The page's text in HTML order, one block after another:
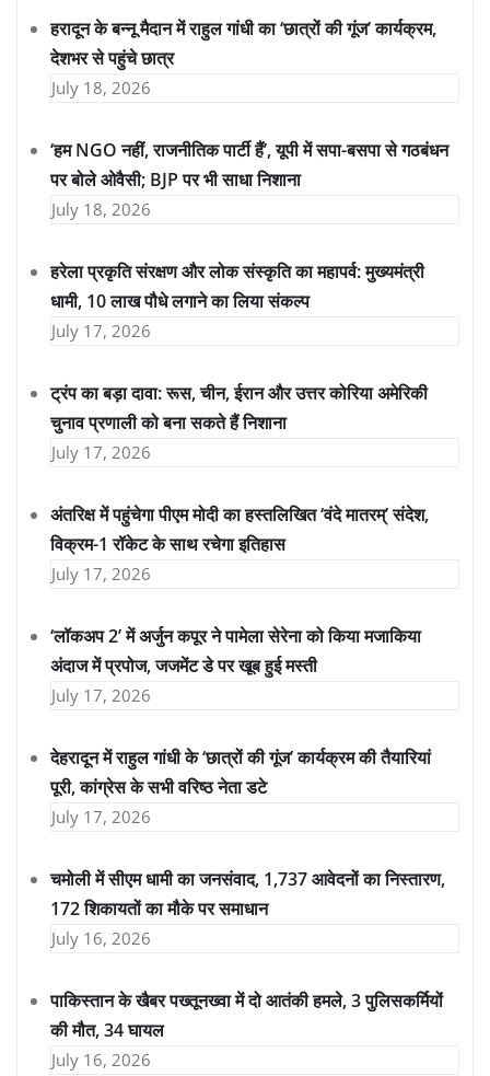
हरादून के बन्नू मैदान में राहुल गांधी का ‘छात्रों की गूंज’ कार्यक्रम,
देशभर से पहुंचे छात्र
July 18, 2026
‘हम NGO नहीं, राजनीतिक पार्टी हैं’, यूपी में सपा-बसपा से गठबंधन
पर बोले ओवैसी; BJP पर भी साधा निशाना
July 18, 2026
हरेला प्रकृति संरक्षण और लोक संस्कृति का महापर्व: मुख्यमंत्री
धामी, 10 लाख पौधे लगाने का लिया संकल्प
July 17, 2026
ट्रंप का बड़ा दावा: रूस, चीन, ईरान और उत्तर कोरिया अमेरिकी
चुनाव प्रणाली को बना सकते हैं निशाना
July 17, 2026
अंतरिक्ष में पहुंचेगा पीएम मोदी का हस्तलिखित ‘वंदे मातरम्’ संदेश,
विक्रम-1 रॉकेट के साथ रचेगा इतिहास
July 17, 2026
‘लॉकअप 2’ में अर्जुन कपूर ने पामेला सेरेना को किया मजाकिया
अंदाज में प्रपोज, जजमेंट डे पर खूब हुई मस्ती
July 17, 2026
देहरादून में राहुल गांधी के ‘छात्रों की गूंज’ कार्यक्रम की तैयारियां
पूरी, कांग्रेस के सभी वरिष्ठ नेता डटे
July 17, 2026
चमोली में सीएम धामी का जनसंवाद, 1,737 आवेदनों का निस्तारण,
172 शिकायतों का मौके पर समाधान
July 16, 2026
पाकिस्तान के खैबर पख्तूनख्वा में दो आतंकी हमले, 3 पुलिसकर्मियों
की मौत, 34 घायल
July 16, 2026